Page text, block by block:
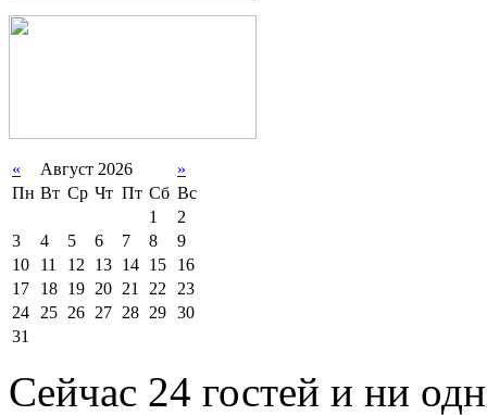
« Август 2026
»
Пн Вт Ср Чт Пт Сб Вс
1
2
3
4 5 6 7 8
9
10
11 12 13 14 15
16
17
18 19 20 21 22
23
24
25 26 27 28 29 30
31
Сейчас 24 гостей и ни